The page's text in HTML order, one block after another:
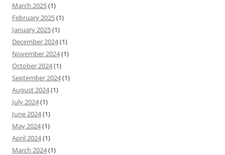
March 2025(1)
February 2025(1)
January 2025(1)
December 2024(1)
November 2024(1)
October 2024(1)
September 2024(1)
August 2024(1)
July 2024(1)
June 2024(1)
May 2024(1)
April 2024(1)
March 2024(1)